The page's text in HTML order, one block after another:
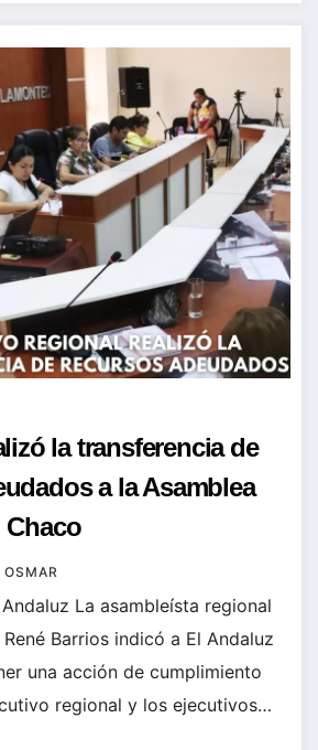
la transferencia de
a la Asamblea
Chaco
OSMAR
La asambleísta regional
Barrios indicó a El Andaluz
una acción de cumplimiento
regional y los ejecutivos…